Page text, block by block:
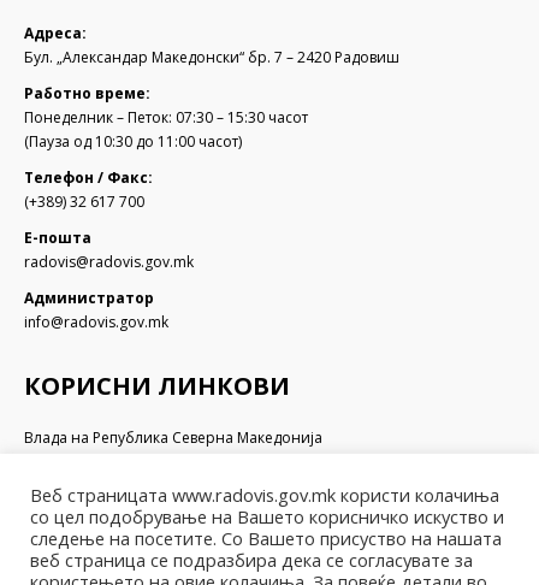
Адреса:
Бул. „Александар Македонски“ бр. 7 – 2420 Радовиш
Работно време:
Понеделник – Петок: 07:30 – 15:30 часот
(Пауза од 10:30 до 11:00 часот)
Телефон / Факс:
(+389) 32 617 700
Е-пошта
radovis@radovis.gov.mk
Администратор
info@radovis.gov.mk
КОРИСНИ ЛИНКОВИ
Влада на Република Северна Македонија
Министерство за финансии
Министерство за транспорт и врски
Министерство за локална самоуправа
Министерство за информатичко општество и администрација
Веб страницата www.radovis.gov.mk користи колачиња
со цел подобрување на Вашето корисничко искуство и
следење на посетите. Со Вашето присуство на нашата
веб страница се подразбира дека се согласувате за